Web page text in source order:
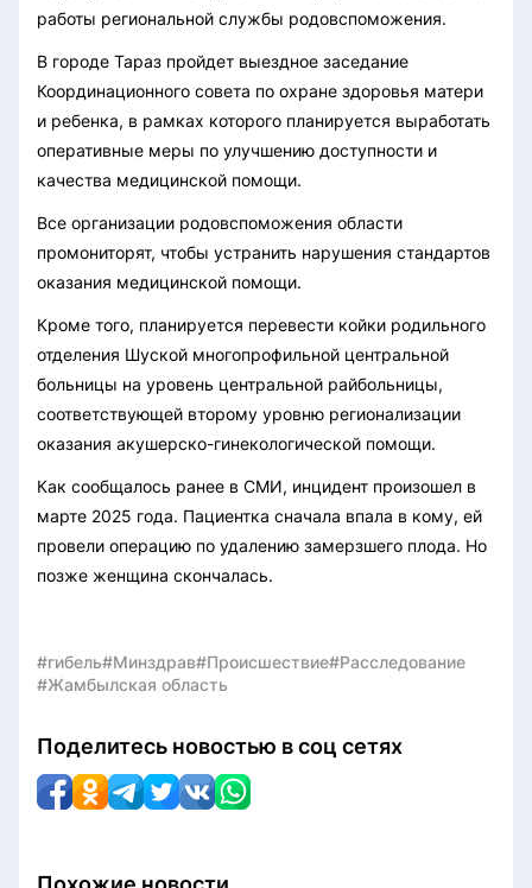
работы региональной службы родовспоможения.
В городе Тараз пройдет выездное заседание
Координационного совета по охране здоровья матери
и ребенка, в рамках которого планируется выработать
оперативные меры по улучшению доступности и
качества медицинской помощи.
Все организации родовспоможения области
промониторят, чтобы устранить нарушения стандартов
оказания медицинской помощи.
Кроме того, планируется перевести койки родильного
отделения Шуской многопрофильной центральной
больницы на уровень центральной райбольницы,
соответствующей второму уровню регионализации
оказания акушерско-гинекологической помощи.
Как сообщалось ранее в СМИ, инцидент произошел в
марте 2025 года. Пациентка сначала впала в кому, ей
провели операцию по удалению замерзшего плода. Но
позже женщина скончалась.
#гибель#Минздрав#Происшествие#Расследование
#Жамбылская область
Поделитесь новостью в соц сетях